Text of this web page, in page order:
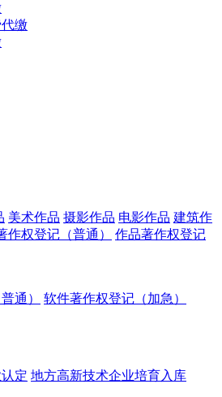
缴
美术作品 摄影作品 电影作品 建筑作
作权登记（普通）
作品著作权登记
通）
软件著作权登记（加急）
定 地方高新技术企业培育入库